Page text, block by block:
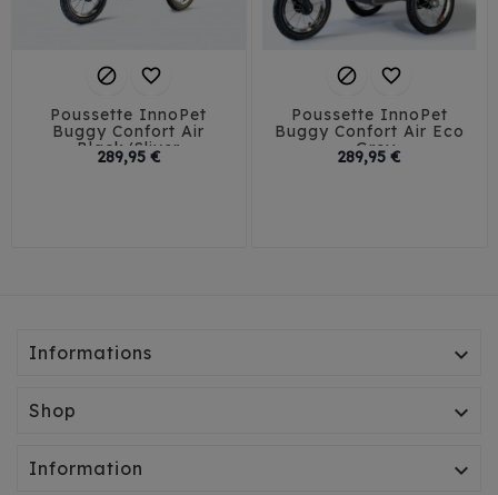
 
Poussette InnoPet
Buggy Confort Air
Black/Sliver
289,95 €Prix
 
Poussette InnoPet
Buggy Confort Air Eco
- Grey
289,95 €
Informations 
Shop 
Information 